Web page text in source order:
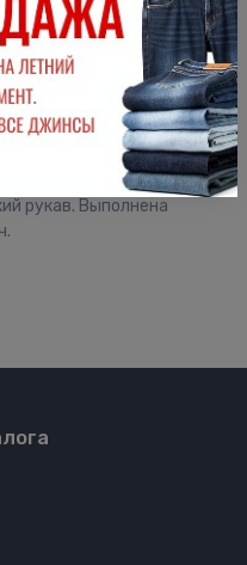
силуэт),
рукав. Выполнена